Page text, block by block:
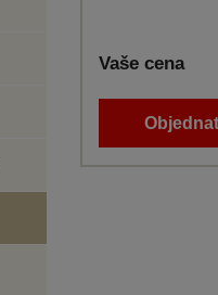
Vaše cena